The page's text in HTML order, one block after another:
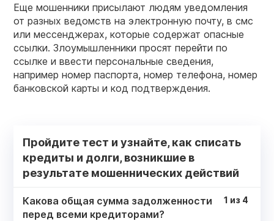
Еще мошенники присылают людям уведомления
от разных ведомств на электронную почту, в смс
или мессенджерах, которые содержат опасные
ссылки. Злоумышленники просят перейти по
ссылке и ввести персональные сведения,
например номер паспорта, номер телефона, номер
банковской карты и код подтверждения.
Пройдите тест и узнайте, как списать
кредиты и долги, возникшие в
результате мошеннических действий
Какова общая сумма задолженности
перед всеми кредиторами?
1 из 4